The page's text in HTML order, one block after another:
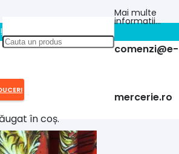
Mai multe
informatii…
comenzi@e-
mercerie.ro
în coș.